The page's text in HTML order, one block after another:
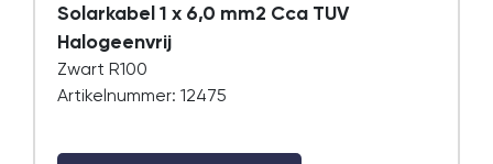
Solarkabel 1 x 6,0 mm2 Cca TUV
Halogeenvrij
Zwart R100
Artikelnummer: 12475